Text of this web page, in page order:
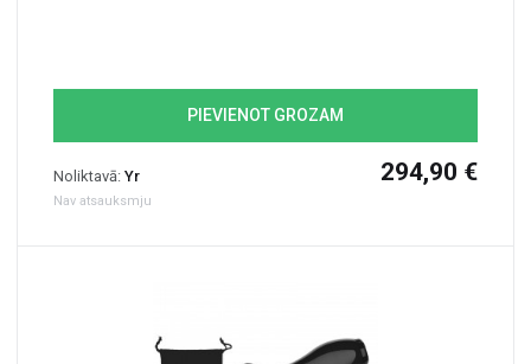
PIEVIENOT GROZAM
Noliktavā: Yr
Nav atsauksmju
294,90 €